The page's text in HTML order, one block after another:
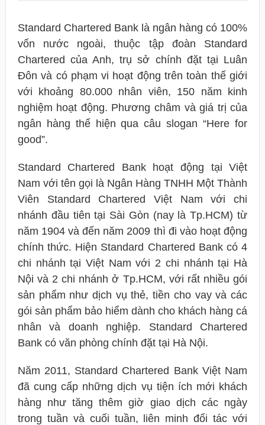
Standard Chartered Bank là ngân hàng có 100%
vốn nước ngoài, thuộc tập đoàn Standard
Chartered của Anh, trụ sở chính đặt tại Luân
Đôn và có phạm vi hoạt động trên toàn thế giới
với khoảng 80.000 nhân viên, 150 năm kinh
nghiệm hoạt động. Phương châm và giá trị của
ngân hàng thể hiện qua câu slogan “Here for
good”.
Standard Chartered Bank hoạt động tại Việt
Nam với tên gọi là Ngân Hàng TNHH Một Thành
Viên Standard Chartered Việt Nam với chi
nhánh đầu tiên tại Sài Gòn (nay là Tp.HCM) từ
năm 1904 và đến năm 2009 thì đi vào hoạt động
chính thức. Hiện Standard Chartered Bank có 4
chi nhánh tại Việt Nam với 2 chi nhánh tại Hà
Nội và 2 chi nhánh ở Tp.HCM, với rất nhiều gói
sản phẩm như dịch vụ thẻ, tiền cho vay và các
gói sản phẩm bảo hiểm dành cho khách hàng cá
nhân và doanh nghiệp. Standard Chartered
Bank có văn phòng chính đặt tại Hà Nội.
Năm 2011, Standard Chartered Bank Việt Nam
đã cung cấp những dịch vụ tiện ích mới khách
hàng như tăng thêm giờ giao dịch các ngày
trong tuần và cuối tuần, liên minh đối tác với